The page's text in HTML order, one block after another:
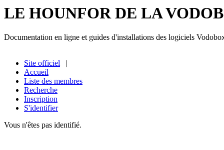
LE HOUNFOR DE LA
Documentation en ligne et guides d'installations des logiciels
Site officiel |
Accueil
Liste des membres
Recherche
Inscription
S'identifier
Vous n'êtes pas identifié.